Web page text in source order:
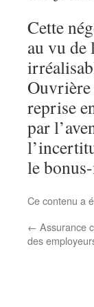
Cette
au vu de
Ouvrière
reprise
par
le
Ce contenu a
← Assurance
des